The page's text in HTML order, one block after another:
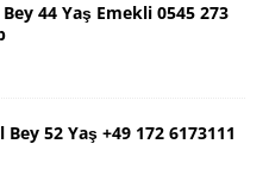
44 Yaş Emekli 0545 273
52 Yaş +49 172 6173111